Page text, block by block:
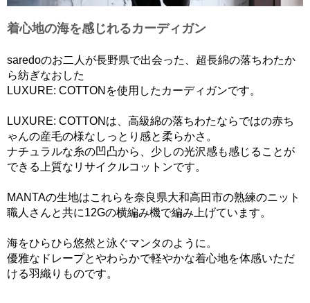
着心地の海を感じれるカーディガン
saredoのお二人が長野県で出会った、超長綿の落ちわたか
ら紡ぎなおした
LUXURE: COTTONを使用したカーディガンです。
LUXURE: COTTONは、高級綿の落ちわたならではの赤ち
ゃんの産毛の様なしっとり感と柔らかさ。
ナチュラルな糸の凹凸から、少しの光沢感も感じることが
できる上質なリサイクルコットンです。
MANTAの生地はこれらを奈良県大和高田市の熟練のニット
職人さんと共に12Gの横編み機で編み上げています。
海をひらひら悠然と泳ぐマンタのように。
優雅なドレープとやわらかで軽やかな着心地を体感いただ
ける羽織りものです。